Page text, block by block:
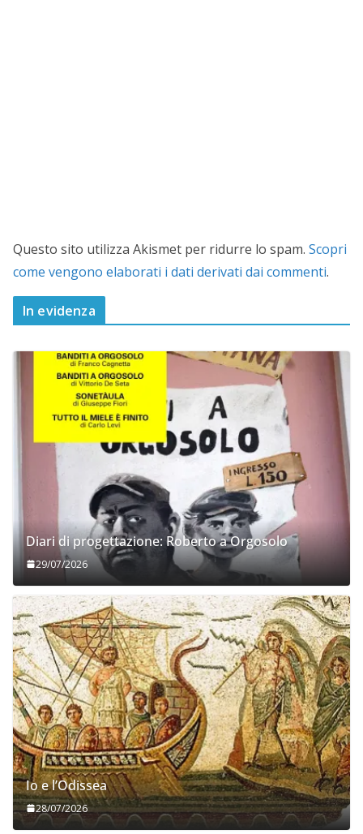
Questo sito utilizza Akismet per ridurre lo spam. Scopri
come vengono elaborati i dati derivati dai commenti.
In evidenza
Diari di progettazione: Roberto a Orgosolo
29/07/2026
Io e l’Odissea
28/07/2026